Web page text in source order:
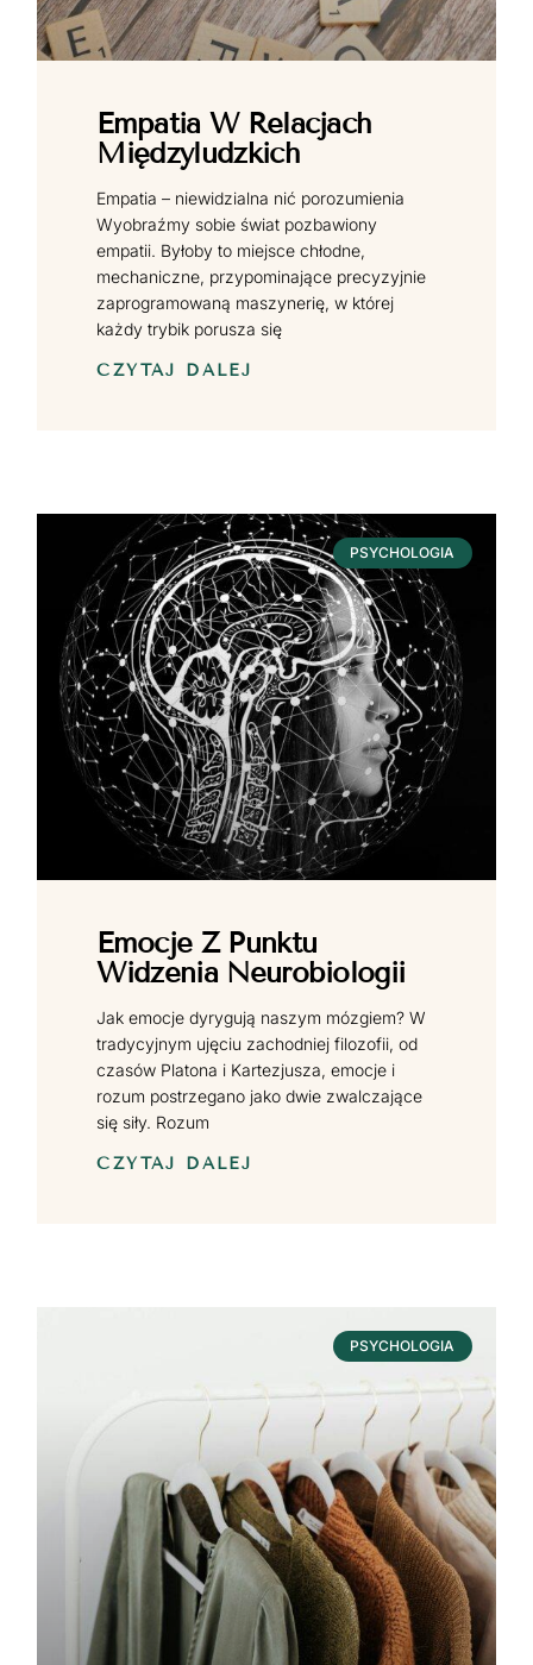
Empatia W Relacjach
Międzyludzkich
Empatia – niewidzialna nić porozumienia
Wyobraźmy sobie świat pozbawiony
empatii. Byłoby to miejsce chłodne,
mechaniczne, przypominające precyzyjnie
zaprogramowaną maszynerię, w której
każdy trybik porusza się
CZYTAJ DALEJ
PSYCHOLOGIA
Emocje Z Punktu
Widzenia Neurobiologii
Jak emocje dyrygują naszym mózgiem? W
tradycyjnym ujęciu zachodniej filozofii, od
czasów Platona i Kartezjusza, emocje i
rozum postrzegano jako dwie zwalczające
się siły. Rozum
CZYTAJ DALEJ
PSYCHOLOGIA